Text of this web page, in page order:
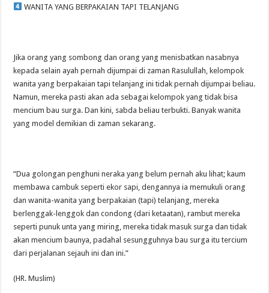
WANITA YANG BERPAKAIAN TAPI TELANJANG
Jika orang yang sombong dan orang yang menisbatkan nasabnya
kepada selain ayah pernah dijumpai di zaman Rasulullah, kelompok
wanita yang berpakaian tapi telanjang ini tidak pernah dijumpai beliau.
Namun, mereka pasti akan ada sebagai kelompok yang tidak bisa
mencium bau surga. Dan kini, sabda beliau terbukti. Banyak wanita
yang model demikian di zaman sekarang.
“Dua golongan penghuni neraka yang belum pernah aku lihat; kaum
membawa cambuk seperti ekor sapi, dengannya ia memukuli orang
dan wanita-wanita yang berpakaian (tapi) telanjang, mereka
berlenggak-lenggok dan condong (dari ketaatan), rambut mereka
seperti punuk unta yang miring, mereka tidak masuk surga dan tidak
akan mencium baunya, padahal sesungguhnya bau surga itu tercium
dari perjalanan sejauh ini dan ini.”
(HR. Muslim)